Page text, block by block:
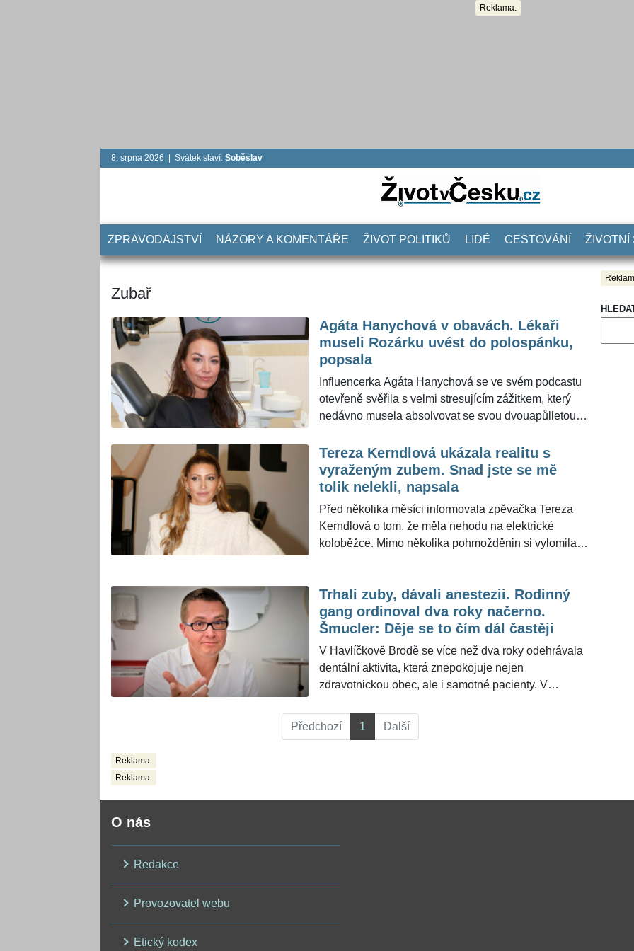
Reklama:
8. srpna 2026 | Svátek slaví: Soběslav
ZPRAVODAJSTVÍ NÁZORY A KOMENTÁŘE ŽIVOT POLITIKŮ LIDÉ CESTOVÁNÍ ŽIVOTNÍ
Zubař
Agáta Hanychová v obavách. Lékaři
museli Rozárku uvést do polospánku,
popsala
Influencerka Agáta Hanychová se ve svém podcastu
otevřeně svěřila s velmi stresujícím zážitkem, který
nedávno musela absolvovat se svou dvouapůlletou
zubaře, při němž jí museli opravit hned tři zuby
najednou. Kvůli věku i rozsahu výkonu bylo nutné dítě
uvést do takzvané »analgosedace«, tedy polospánku.
stresující chvíle, které Agáta popsala jako jednu z
nejhorších zkušeností svého života.
Tereza Kerndlová ukázala realitu s
vyraženým zubem. Snad jste se mě
tolik nelekli, napsala
Před několika měsíci informovala zpěvačka Tereza
Kerndlová o tom, že měla nehodu na elektrické
koloběžce. Mimo několika pohmožděnin si vylomila
pochopitelné. Až nyní šla na rekonstrukci zubu a ještě
před ní ukázala realitu svých úst před zákrokem.
"Snad jste se mě tolik nelekli," napsala na sociální
síti.
Trhali zuby, dávali anestezii. Rodinný
gang ordinoval dva roky načerno.
Šmucler: Děje se to čím dál častěji
V Havlíčkově Brodě se více než dva roky odehrávala
dentální aktivita, která znepokojuje nejen
zdravotnickou obec, ale i samotné pacienty. V
ordinace. Podle zjištění policie za ní stála trojice
vězení. Pro ŽivotvČesku.cz se k případu vyjádřil
Předchozí 1 Další
Reklama:
Reklama:
O nás
Redakce
Provozovatel webu
Etický kodex